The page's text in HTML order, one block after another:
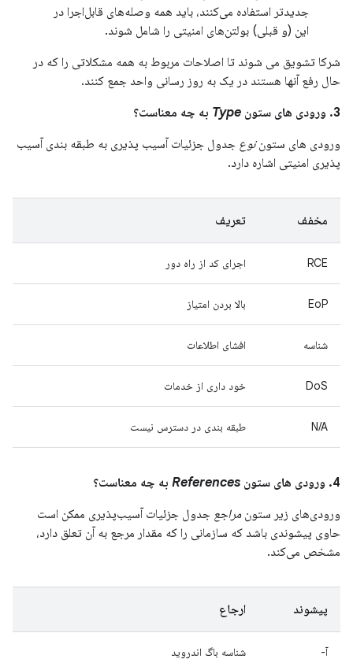
جدیدتر استفاده می‌کنند، باید همه وصله‌های قابل‌اجرا در
این (و قبلی) بولتن‌های امنیتی را شامل شوند.
شرکا تشویق می شوند تا اصلاحات مربوط به همه مشکلاتی را که در
حال رفع آنها هستند در یک به روز رسانی واحد جمع کنند.
3. ورودی های ستون
Type به چه معناست؟
ورودی های ستوننوع جدول جزئیات آسیب پذیری به طبقه بندی آسیب
پذیری امنیتی اشاره دارد.
مخفف تعریف
RCE اجرای کد از راه دور
EoP بالا بردن امتیاز
شناسه افشای اطلاعات
DoS خود داری از خدمات
N/A طبقه بندی در دسترس نیست
4. ورودی های ستون References به چه معناست؟
ورودی‌های زیر ستون مراجع جدول جزئیات آسیب‌پذیری ممکن است
حاوی پیشوندی باشد که سازمانی را که مقدار مرجع به آن تعلق دارد،
مشخص می‌کند.
پیشوند ارجاع
آ- شناسه باگ اندروید